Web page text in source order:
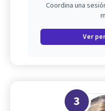
Coordina una
Ver
3